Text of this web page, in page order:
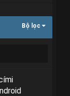
Bộ lọc